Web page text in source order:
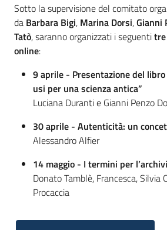
Sotto la supervisione del comitato
da Barbara Bigi, Marina Dorsi,Gianni
Tatò, saranno organizzati i seguenti
online:
9 aprile - Presentazione del
usi per una scienza antica”
Luciana Duranti e Gianni Penzo
30 aprile - Autenticità: un
Alessandro Alfier
14 maggio - I termini per
Donato Tamblè, Francesca, Silvia
Procaccia